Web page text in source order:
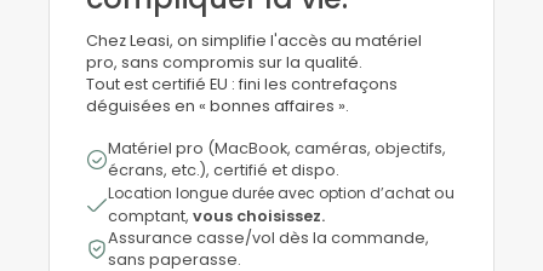
Chez Leasi, on simplifie l'accès au matériel
pro, sans compromis sur la qualité.
Tout est certifié EU : fini les contrefaçons
déguisées en « bonnes affaires ».
Matériel pro (MacBook, caméras, objectifs,
écrans, etc.), certifié et dispo.
Location longue durée avec option d’achat ou
comptant,vous choisissez.
Assurance casse/vol dès la commande,
sans paperasse.